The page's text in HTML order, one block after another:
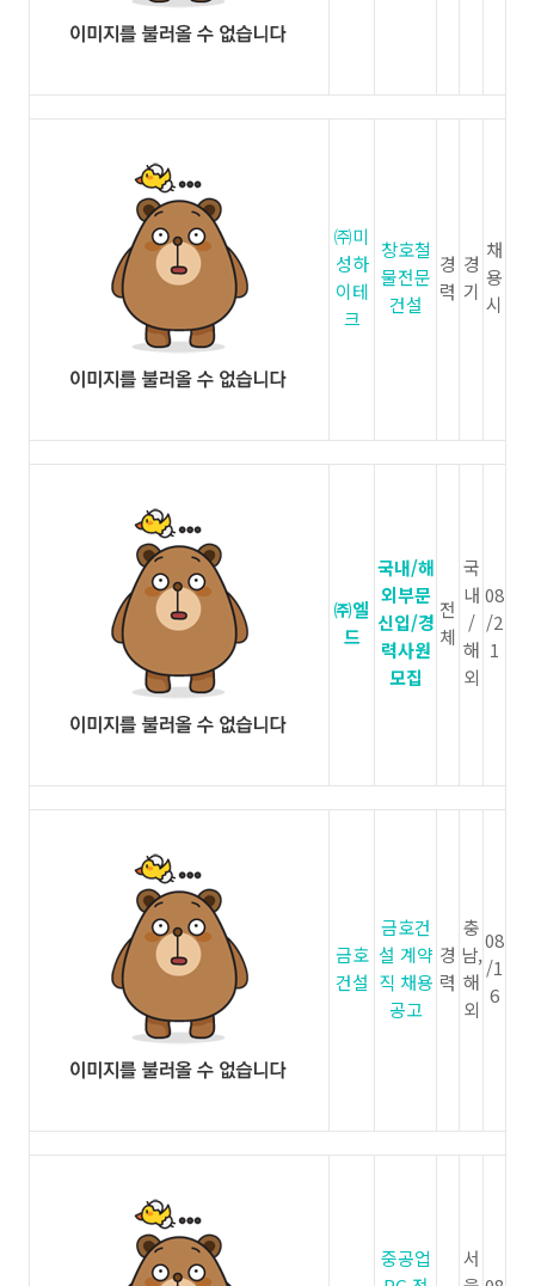
㈜미
성하
이테
크
창호철
물전문
건설
경
력
경
기
채
용
시
㈜엘
드
국내/해
외부문
신입/경
력사원
모집
전
체
국
내
/
해
외
08
/2
1
금호
건설
금호건
설 계약
직 채용
공고
경
력
충
남,
해
외
08
/1
6
중공업
서